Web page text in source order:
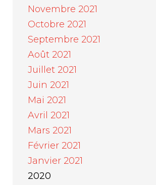
Novembre 2021
Octobre 2021
Septembre 2021
Août 2021
Juillet 2021
Juin 2021
Mai 2021
Avril 2021
Mars 2021
Février 2021
Janvier 2021
2020